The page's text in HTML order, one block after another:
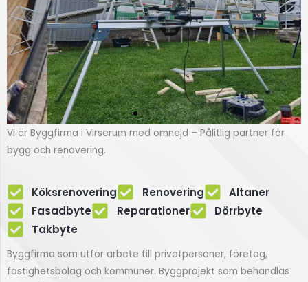
Renovering
Fasadbyte i Virserum
Vi är Byggfirma i Virserum med omnejd – Pålitlig partner för
bygg och renovering.
Köksrenovering Renovering
Altaner
Fasadbyte
Reparationer
Dörrbyte
Takbyte
Byggfirma som utför arbete till privatpersoner, företag,
fastighetsbolag och kommuner. Byggprojekt som behandlas